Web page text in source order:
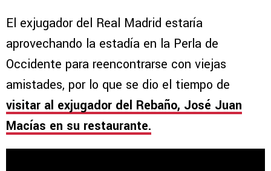
El exjugador del Real Madrid estaría
aprovechando la estadía en la Perla de
Occidente para reencontrarse con viejas
amistades, por lo que se dio el tiempo de
visitar al exjugador del Rebaño, José Juan
Macías en su restaurante.